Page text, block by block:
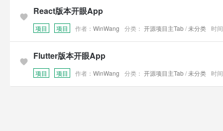
React版本开眼App
项目 项目 作者： WinWang 分类： 开源项目主Tab/未分类 时
Flutter版本开眼App
项目 项目 作者： WinWang 分类： 开源项目主Tab/未分类 时